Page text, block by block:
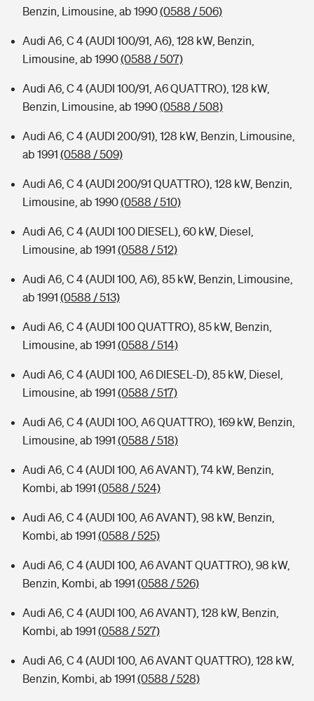
Kinderunfall-Check: Mehr Sicherheit für deine Kids
Typklassen: So ist Ihr Auto eingestuft
Sie haben Fragen?
Benzin, Limousine, ab 1990(0588 / 506)
Audi A6, C 4 (AUDI 100/91, A6), 128 kW, Benzin,
Limousine, ab 1990(0588 / 507)
Audi A6, C 4 (AUDI 100/91, A6 QUATTRO), 128 kW,
Benzin, Limousine, ab 1990(0588 / 508)
Audi A6, C 4 (AUDI 200/91), 128 kW, Benzin, Limousine,
ab 1991 (0588 / 509)
Audi A6, C 4 (AUDI 200/91 QUATTRO), 128 kW, Benzin,
Limousine, ab 1990(0588 / 510)
Audi A6, C 4 (AUDI 100 DIESEL), 60 kW, Diesel,
Limousine, ab 1991 (0588 / 512)
Audi A6, C 4 (AUDI 100, A6), 85 kW, Benzin, Limousine,
ab 1991 (0588 / 513)
Audi A6, C 4 (AUDI 100 QUATTRO), 85 kW, Benzin,
Limousine, ab 1991 (0588 / 514)
Audi A6, C 4 (AUDI 100, A6 DIESEL-D), 85 kW, Diesel,
Limousine, ab 1991 (0588 / 517)
Audi A6, C 4 (AUDI 10O, A6 QUATTRO), 169 kW, Benzin,
Limousine, ab 1991 (0588 / 518)
Audi A6, C 4 (AUDI 100, A6 AVANT), 74 kW, Benzin,
Kombi, ab 1991 (0588 / 524)
Audi A6, C 4 (AUDI 100, A6 AVANT), 98 kW, Benzin,
Kombi, ab 1991 (0588 / 525)
Audi A6, C 4 (AUDI 100, A6 AVANT QUATTRO), 98 kW,
Benzin, Kombi, ab 1991 (0588 / 526)
Audi A6, C 4 (AUDI 100, A6 AVANT), 128 kW, Benzin,
Kombi, ab 1991 (0588 / 527)
Audi A6, C 4 (AUDI 100, A6 AVANT QUATTRO), 128 kW,
Benzin, Kombi, ab 1991 (0588 / 528)